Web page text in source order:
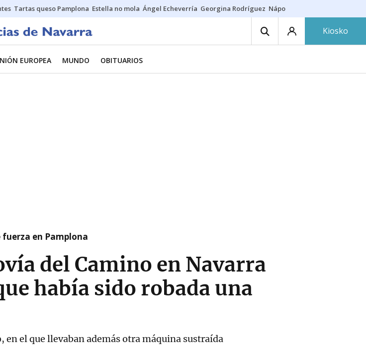
Tartas queso Pamplona Estella no mola Ángel Echeverría Georgina Rodríguez Nápoles - Osasuna
Kiosko
EUROPEA MUNDO OBITUARIOS
en Pamplona
del Camino en Navarra
había sido robada una
el que llevaban además otra máquina sustraída